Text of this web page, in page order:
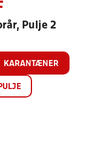
Pulje 2
KARANTÆNER